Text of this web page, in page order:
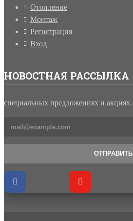
Отопление
Монтаж
Регистрация
Вход
НОВОСТНАЯ РАССЫЛКА
специальных предложениях и акциях.
ОТПРАВИТЬ